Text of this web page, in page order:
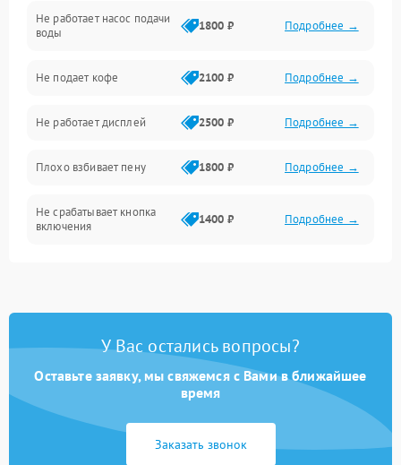
Проблемы с водой
Проблемы с капучинатором и паром
Управление и электроника
Программное обеспечение
Не работает насос подачи
воды
1800 ₽ Подробнее →
Не подает кофе 2100 ₽ Подробнее →
Не работает дисплей 2500 ₽ Подробнее →
Плохо взбивает пену 1800 ₽ Подробнее →
Не срабатывает кнопка
включения
1400 ₽ Подробнее →
Постоянные сбои в работе 1500 ₽ Подробнее →
У Вас остались вопросы?
Оставьте заявку, мы свяжемся с Вами в ближайшее
время
Заказать звонок